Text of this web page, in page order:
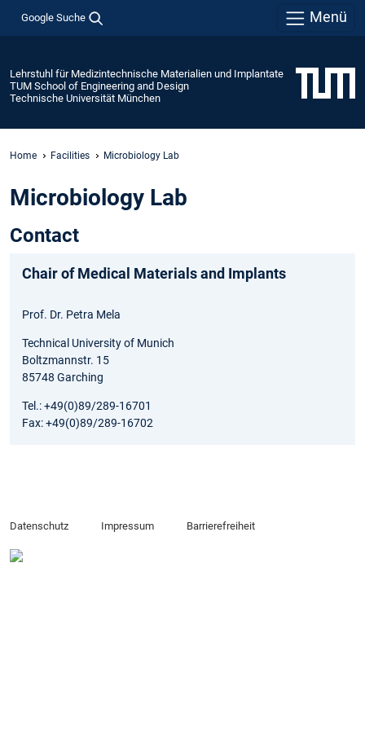
Google Suche Menü
Lehrstuhl für Medizintechnische Materialien und Implantate
TUM School of Engineering and Design
Technische Universität München
Home Facilities Microbiology Lab
Microbiology Lab
Contact
Chair of Medical Materials and Implants
Prof. Dr. Petra Mela
Technical University of Munich
Boltzmannstr. 15
85748 Garching
Tel.: +49(0)89/289-16701
Fax: +49(0)89/289-16702
Datenschutz Impressum Barrierefreiheit